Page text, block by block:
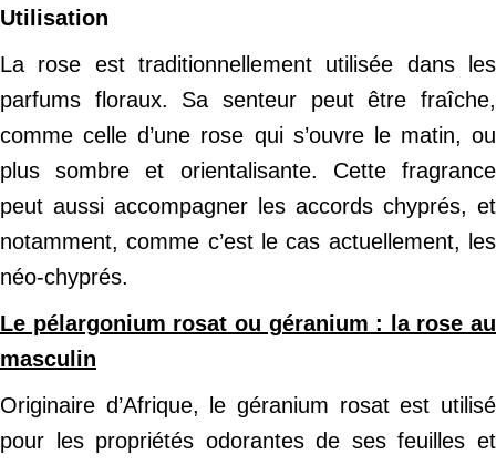
Utilisation
La rose est traditionnellement utilisée dans les
parfums floraux. Sa senteur peut être fraîche,
comme celle d’une rose qui s’ouvre le matin, ou
plus sombre et orientalisante. Cette fragrance
peut aussi accompagner les accords chyprés, et
notamment, comme c’est le cas actuellement, les
néo-chyprés.
Le pélargonium rosat ou géranium : la rose au
masculin
Originaire d’Afrique, le géranium rosat est utilisé
pour les propriétés odorantes de ses feuilles et